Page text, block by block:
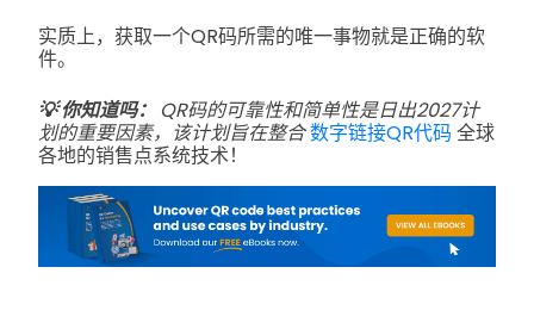
实质上，获取一个QR码所需的唯一事物就是正确的软
件。
💡 你知道吗： QR码的可靠性和简单性是日出2027计
划的重要因素，该计划旨在整合数字链接QR代码 全球
各地的销售点系统技术！